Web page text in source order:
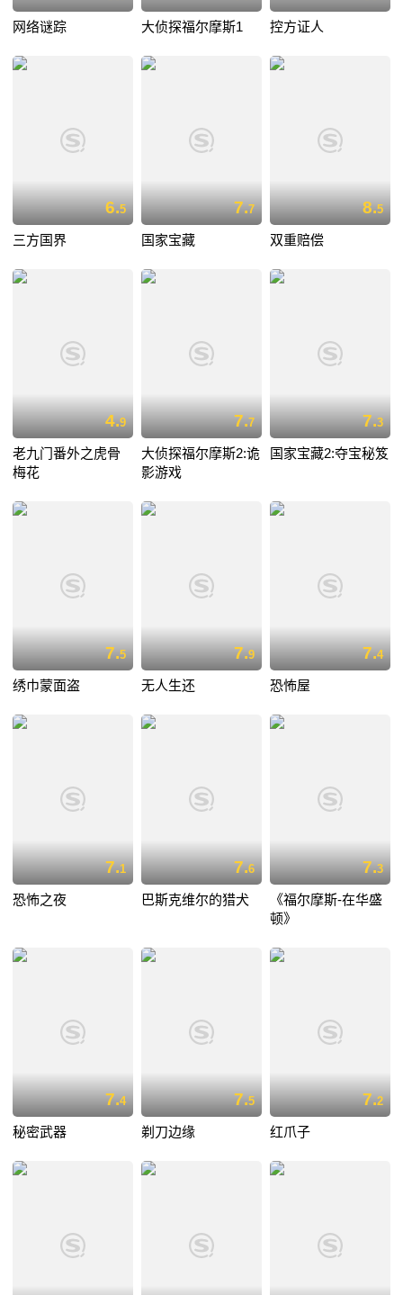
网络谜踪 大侦探福尔摩斯1 控方证人
6.5
三方国界
7.7
国家宝藏
8.5
双重赔偿
4.9
老九门番外之虎骨
梅花
7.7
大侦探福尔摩斯2:诡
影游戏
7.3
国家宝藏2:夺宝秘笈
7.5
绣巾蒙面盗
7.9
无人生还
7.4
恐怖屋
7.1
恐怖之夜
7.6
巴斯克维尔的猎犬
7.3
《福尔摩斯-在华盛
顿》
7.4
秘密武器
7.5
剃刀边缘
7.2
红爪子